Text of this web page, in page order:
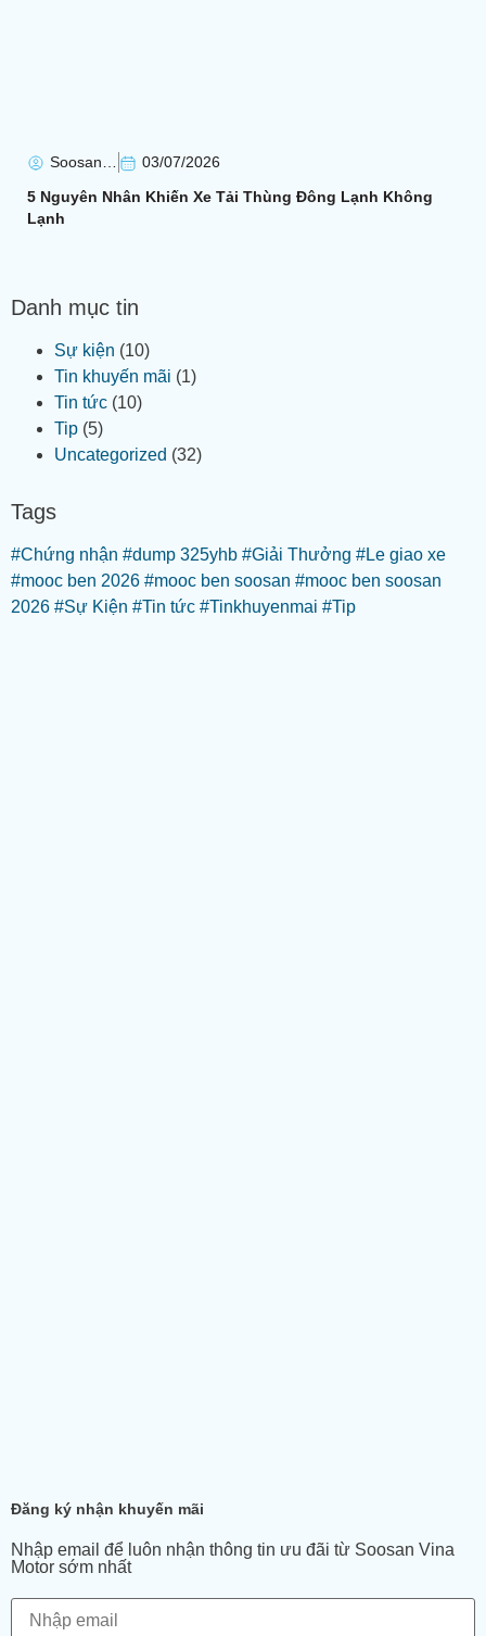
03/07/2026
5 Nguyên Nhân Khiến Xe Tải Thùng Đông Lạnh Không
Lạnh
Danh mục tin
Sự kiện (10)
Tin khuyến mãi (1)
Tin tức (10)
Tip (5)
Uncategorized (32)
Tags
#Chứng nhận #dump 325yhb #Giải Thưởng #Le giao xe
#mooc ben 2026 #mooc ben soosan #mooc ben soosan
2026 #Sự Kiện #Tin tức #Tinkhuyenmai #Tip
Đăng ký nhận khuyến mãi
Nhập email để luôn nhận thông tin ưu đãi từ Soosan Vina
Motor sớm nhất